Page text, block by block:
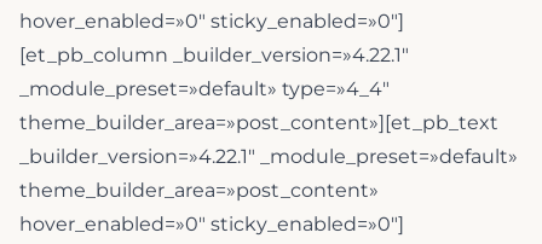
hover_enabled=»0″ sticky_enabled=»0″]
[et_pb_column _builder_version=»4.22.1″
_module_preset=»default» type=»4_4″
theme_builder_area=»post_content»][et_pb_text
_builder_version=»4.22.1″ _module_preset=»default»
theme_builder_area=»post_content»
hover_enabled=»0″ sticky_enabled=»0″]